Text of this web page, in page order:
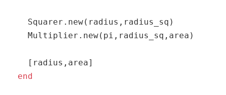
Squarer.new(radius,radius_sq)
Multiplier.new(pi,radius_sq,area)
end